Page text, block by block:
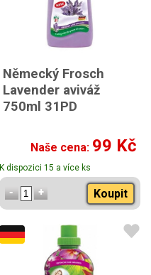
Německý Frosch
Lavender aviváž
750ml 31PD
Naše cena: 99 Kč
K dispozici 15 a více ks
Koupit